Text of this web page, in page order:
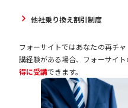
他社乗り換え割引制度
フォーサイトではあなたの再チ
講経験がある場合、フォーサイ
得に受講できます。